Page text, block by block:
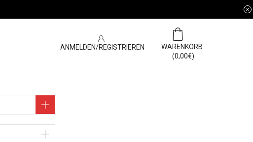
ANMELDEN/REGISTRIEREN
WARENKORB
(0,00€)